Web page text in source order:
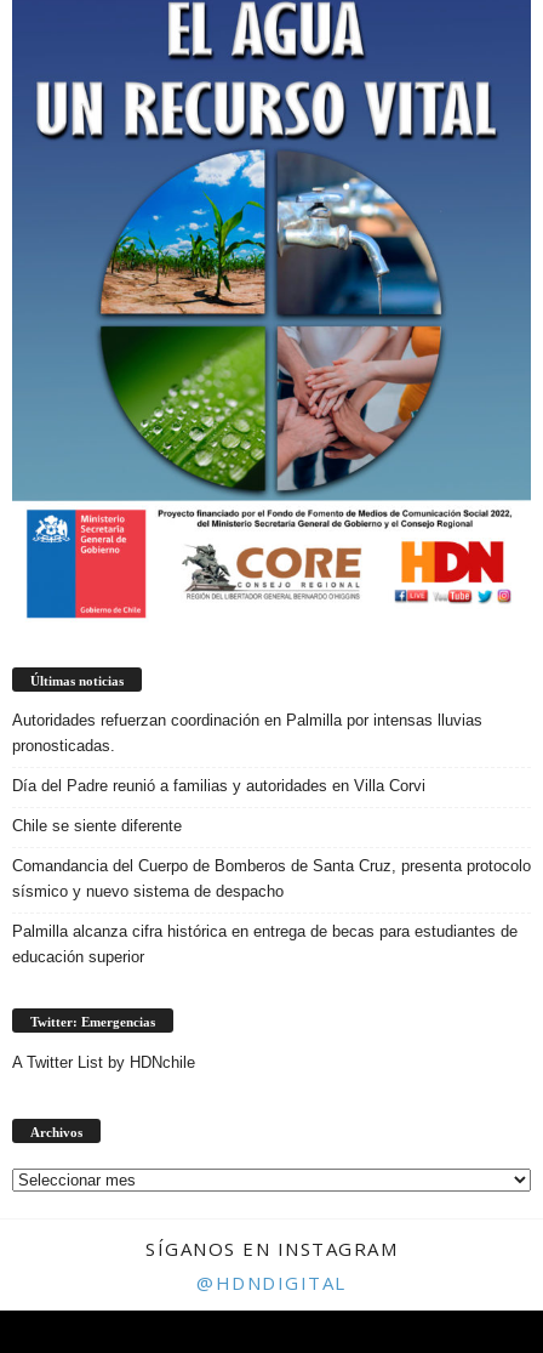
Últimas noticias
Autoridades refuerzan coordinación en Palmilla por intensas lluvias
pronosticadas.
Día del Padre reunió a familias y autoridades en Villa Corvi
Chile se siente diferente
Comandancia del Cuerpo de Bomberos de Santa Cruz, presenta protocolo
sísmico y nuevo sistema de despacho
Palmilla alcanza cifra histórica en entrega de becas para estudiantes de
educación superior
Twitter: Emergencias
A Twitter List by HDNchile
Archivos
SÍGANOS EN INSTAGRAM
@HDNDIGITAL